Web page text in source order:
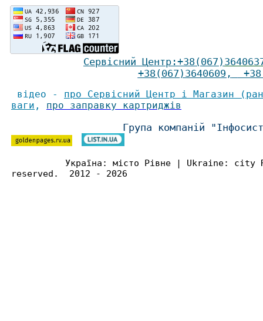
Сервісний Центр :+38(067)
+38(067)3640609 ,
відео - про Сервісний Центр і Магазин
ваги , про заправку картриджів
Група компаній
Україна: місто Рівне | Ukraine:
reserved. 2012 - 2026